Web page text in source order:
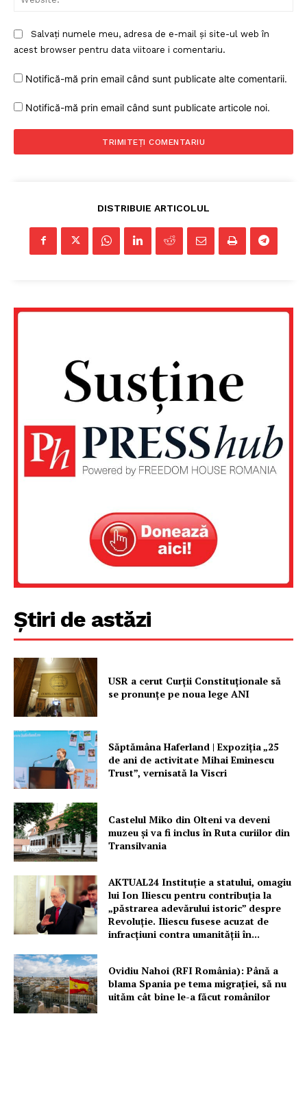
Un proiect
FREEDOM HOUSE ROMÂNIA
PRESShub
Salvați numele meu, adresa de e-mail și site-ul web în
acest browser pentru data viitoare i comentariu.
Notifică-mă prin email când sunt publicate alte comentarii.
Notifică-mă prin email când sunt publicate articole noi.
DISTRIBUIE ARTICOLUL
Știri de astăzi
USR a cerut Curții Constituționale să
se pronunțe pe noua lege ANI
Săptămâna Haferland | Expoziţia „25
de ani de activitate Mihai Eminescu
Trust”, vernisată la Viscri
Castelul Miko din Olteni va deveni
muzeu şi va fi inclus în Ruta curiilor din
Transilvania
AKTUAL24 Instituție a statului, omagiu
lui Ion Iliescu pentru contribuția la
„păstrarea adevărului istoric” despre
Revoluție. Iliescu fusese acuzat de
infracțiuni contra umanității în...
Ovidiu Nahoi (RFI România): Până a
blama Spania pe tema migrației, să nu
uităm cât bine le-a făcut românilor